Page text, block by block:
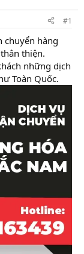
#1
chuyển hàng
thiện.
những dịch
Toàn Quốc.